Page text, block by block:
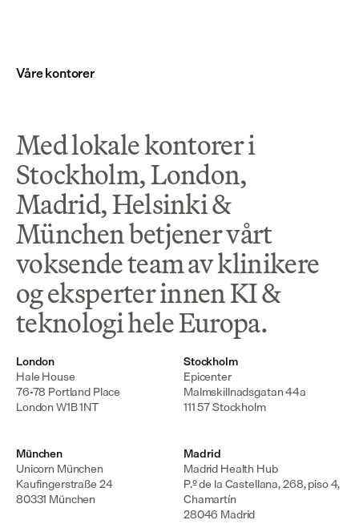
Våre kontorer
Med lokale kontorer i
Stockholm, London,
Madrid, Helsinki &
München betjener vårt
voksende team av klinikere
og eksperter innen KI &
teknologi hele Europa.
London
Hale House
76-78 Portland Place
London W1B 1NT
Stockholm
Epicenter
Malmskillnadsgatan 44a
111 57 Stockholm
München
Unicorn München
Kaufingerstraße 24
80331 München
Madrid
Madrid Health Hub
P.º de la Castellana, 268, piso 4,
Chamartín
28046 Madrid